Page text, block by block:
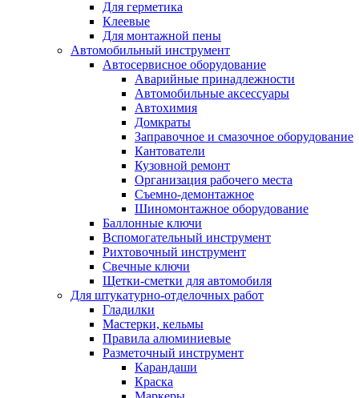
Для герметика
Клеевые
Для монтажной пены
Автомобильный инструмент
Автосервисное оборудование
Аварийные принадлежности
Автомобильные аксессуары
Автохимия
Домкраты
Заправочное и смазочное оборудование
Кантователи
Кузовной ремонт
Организация рабочего места
Съемно-демонтажное
Шиномонтажное оборудование
Баллонные ключи
Вспомогательный инструмент
Рихтовочный инструмент
Свечные ключи
Щетки-сметки для автомобиля
Для штукатурно-отделочных работ
Гладилки
Мастерки, кельмы
Правила алюминиевые
Разметочный инструмент
Карандаши
Краска